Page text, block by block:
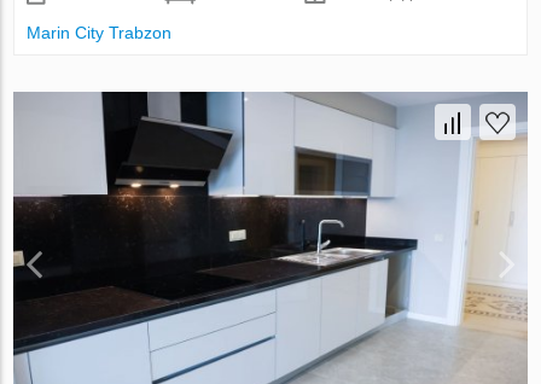
Marin City Trabzon